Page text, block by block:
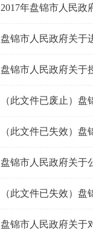
2017年盘锦市人民政
盘锦市人民政府关于
盘锦市人民政府关于
（此文件已废止）
（此文件已失效）
盘锦市人民政府关于
（此文件已失效）
盘锦市人民政府关于